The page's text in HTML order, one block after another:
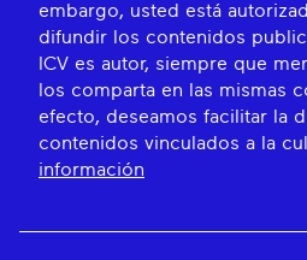
embargo, usted está
difundir los contenidos
ICV es autor, siempre que
los comparta en las mismas
efecto, deseamos facilitar la
contenidos vinculados a la
información